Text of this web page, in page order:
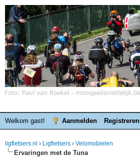
Welkom gast! Aanmelden Registreren
ligfietsers.nl › Ligfietsers › Velomobielen
Ervaringen met de Tuna